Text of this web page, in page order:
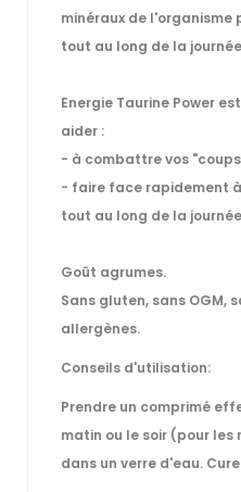
minéraux de l'organisme
tout au long de la
Energie Taurine Power
aider :
- à combattre vos
- faire face rapidement
tout au long de la
Goût agrumes.
Sans gluten, sans OGM,
allergènes.
Conseils d'utilisation:
Prendre un comprimé
matin ou le soir (pour
dans un verre d'eau.